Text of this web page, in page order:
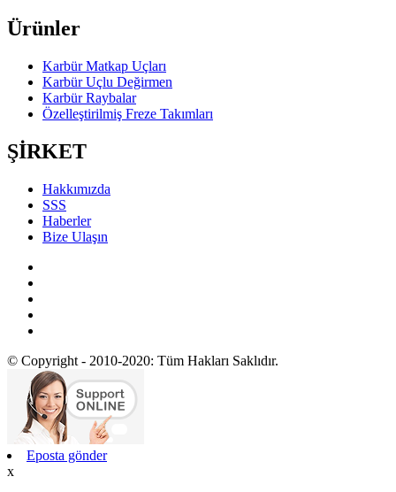
Ürünler
Karbür Matkap Uçları
Karbür Uçlu Değirmen
Karbür Raybalar
Özelleştirilmiş Freze Takımları
ŞİRKET
Hakkımızda
SSS
Haberler
Bize Ulaşın
© Copyright - 2010-2020: Tüm Hakları Saklıdır.
Eposta gönder
x